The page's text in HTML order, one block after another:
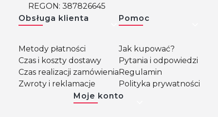
REGON: 387826645
Obsługa klienta
Metody płatności
Czas i koszty dostawy
Czas realizacji zamówienia
Zwroty i reklamacje
Pomoc
Jak kupować?
Pytania i odpowiedzi
Regulamin
Polityka prywatności
Moje konto